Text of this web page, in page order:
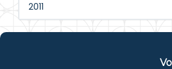
2011